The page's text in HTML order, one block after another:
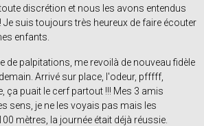
discrétion et nous les avons entendus
Je suis toujours très heureux de faire écouter
enfants.
de palpitations, me revoilà de nouveau fidèle
Arrivé sur place, l'odeur, pfffff,
ça puait le cerf partout !!! Mes 3 amis
sens, je ne les voyais pas mais les
mètres, la journée était déjà réussie.